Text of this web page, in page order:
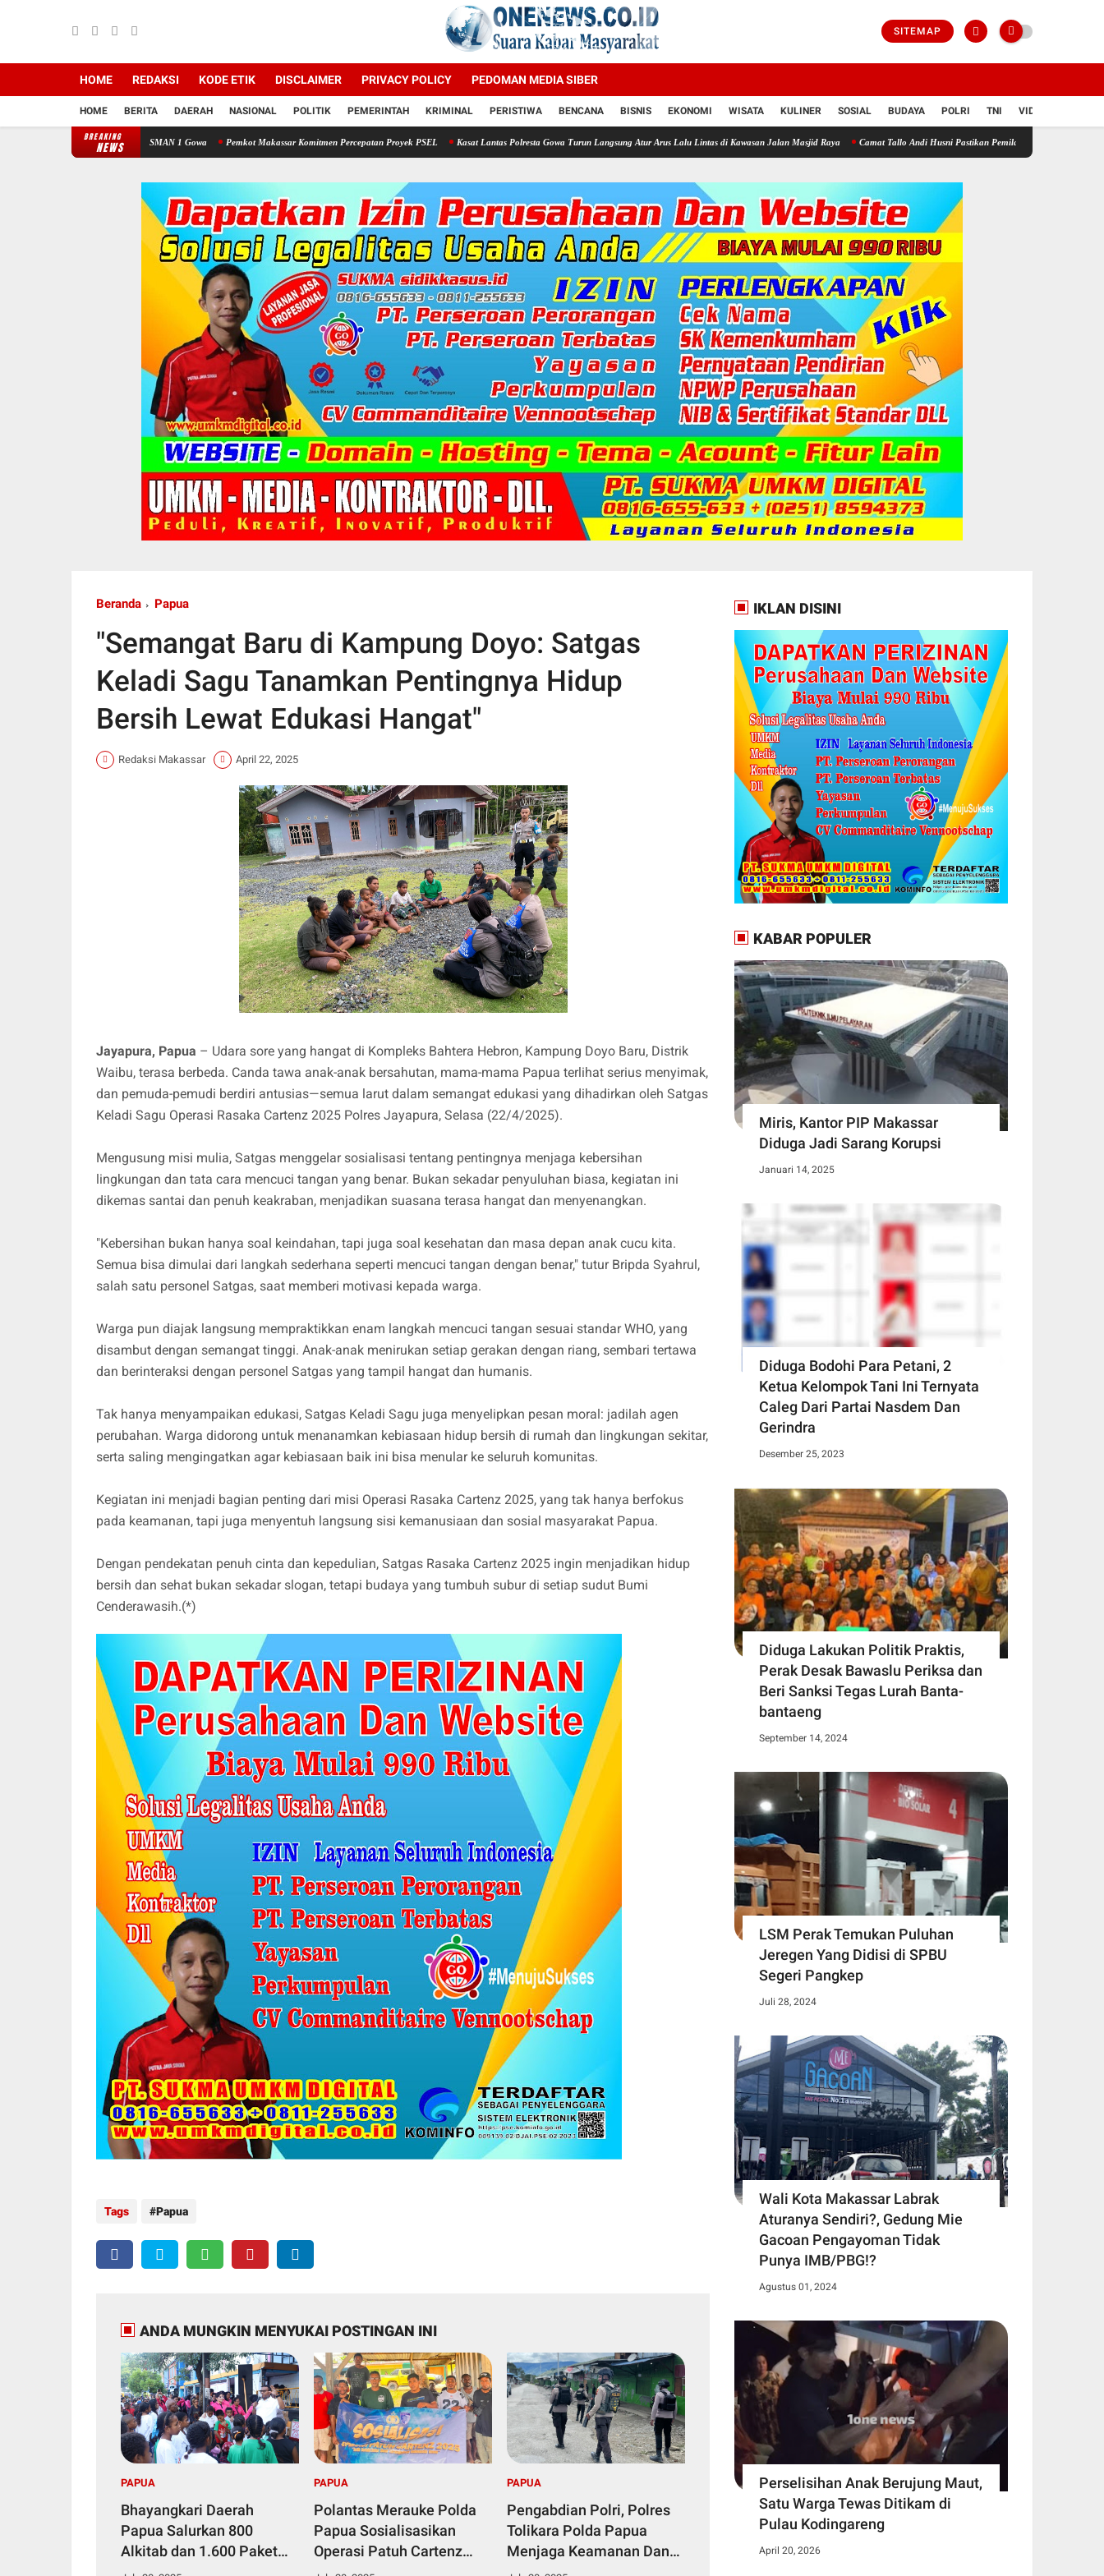
SITEMAP
HOME REDAKSI KODE ETIK DISCLAIMER PRIVACY POLICY PEDOMAN MEDIA SIBER
HOME BERITA DAERAH NASIONAL POLITIK PEMERINTAH KRIMINAL PERISTIWA BENCANA BISNIS EKONOMI WISATA KULINER SOSIAL BUDAYA POLRI TNI VIDIO
BREAKING
NEWS
Lalu Lintas di SMAN 1 Gowa Pemkot Makassar Komitmen Percepatan Proyek PSEL Kasat Lantas Polresta Gowa Turun Langsung Atur Arus Lalu Lintas di Kawasan Jalan Masjid Raya Camat Tallo Andi Husni Pastikan Pemilahan Sampah di Kawasan Pasar
Beranda Papua
"Semangat Baru di Kampung Doyo: Satgas
Keladi Sagu Tanamkan Pentingnya Hidup
Bersih Lewat Edukasi Hangat"
Redaksi Makassar April 22, 2025
Jayapura, Papua – Udara sore yang hangat di Kompleks Bahtera Hebron, Kampung Doyo Baru, Distrik
Waibu, terasa berbeda. Canda tawa anak-anak bersahutan, mama-mama Papua terlihat serius menyimak,
dan pemuda-pemudi berdiri antusias—semua larut dalam semangat edukasi yang dihadirkan oleh Satgas
Keladi Sagu Operasi Rasaka Cartenz 2025 Polres Jayapura, Selasa (22/4/2025).
Mengusung misi mulia, Satgas menggelar sosialisasi tentang pentingnya menjaga kebersihan
lingkungan dan tata cara mencuci tangan yang benar. Bukan sekadar penyuluhan biasa, kegiatan ini
dikemas santai dan penuh keakraban, menjadikan suasana terasa hangat dan menyenangkan.
"Kebersihan bukan hanya soal keindahan, tapi juga soal kesehatan dan masa depan anak cucu kita.
Semua bisa dimulai dari langkah sederhana seperti mencuci tangan dengan benar," tutur Bripda Syahrul,
salah satu personel Satgas, saat memberi motivasi kepada warga.
Warga pun diajak langsung mempraktikkan enam langkah mencuci tangan sesuai standar WHO, yang
disambut dengan semangat tinggi. Anak-anak menirukan setiap gerakan dengan riang, sembari tertawa
dan berinteraksi dengan personel Satgas yang tampil hangat dan humanis.
Tak hanya menyampaikan edukasi, Satgas Keladi Sagu juga menyelipkan pesan moral: jadilah agen
perubahan. Warga didorong untuk menanamkan kebiasaan hidup bersih di rumah dan lingkungan sekitar,
serta saling mengingatkan agar kebiasaan baik ini bisa menular ke seluruh komunitas.
Kegiatan ini menjadi bagian penting dari misi Operasi Rasaka Cartenz 2025, yang tak hanya berfokus
pada keamanan, tapi juga menyentuh langsung sisi kemanusiaan dan sosial masyarakat Papua.
Dengan pendekatan penuh cinta dan kepedulian, Satgas Rasaka Cartenz 2025 ingin menjadikan hidup
bersih dan sehat bukan sekadar slogan, tetapi budaya yang tumbuh subur di setiap sudut Bumi
Cenderawasih.(*)
Tags Papua
ANDA MUNGKIN MENYUKAI POSTINGAN INI
PAPUA
Bhayangkari Daerah
Papua Salurkan 800
Alkitab dan 1.600 Paket
Makanan Bergizi dalam
PAPUA
Polantas Merauke Polda
Papua Sosialisasikan
Operasi Patuh Cartenz
2025, Keselamatan
PAPUA
Pengabdian Polri, Polres
Tolikara Polda Papua
Menjaga Keamanan Dan
Kenyamanan Masyarakat
IKLAN DISINI
KABAR POPULER
Miris, Kantor PIP Makassar
Diduga Jadi Sarang Korupsi
Januari 14, 2025
Diduga Bodohi Para Petani, 2
Ketua Kelompok Tani Ini Ternyata
Caleg Dari Partai Nasdem Dan
Gerindra
Desember 25, 2023
Diduga Lakukan Politik Praktis,
Perak Desak Bawaslu Periksa dan
Beri Sanksi Tegas Lurah Banta-
bantaeng
September 14, 2024
LSM Perak Temukan Puluhan
Jeregen Yang Didisi di SPBU
Segeri Pangkep
Juli 28, 2024
Wali Kota Makassar Labrak
Aturanya Sendiri?, Gedung Mie
Gacoan Pengayoman Tidak
Punya IMB/PBG!?
Agustus 01, 2024
Perselisihan Anak Berujung Maut,
Satu Warga Tewas Ditikam di
Pulau Kodingareng
April 20, 2026